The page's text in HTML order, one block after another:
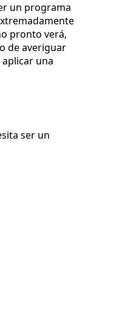
un programa
pronto verá,
de averiguar
una
ser un